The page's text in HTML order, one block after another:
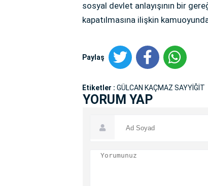
sosyal devlet anlayışının bir
kapatılmasına ilişkin
Paylaş
Etiketler : GÜLCAN KAÇMAZ SAYYİĞİT
YORUM YAP